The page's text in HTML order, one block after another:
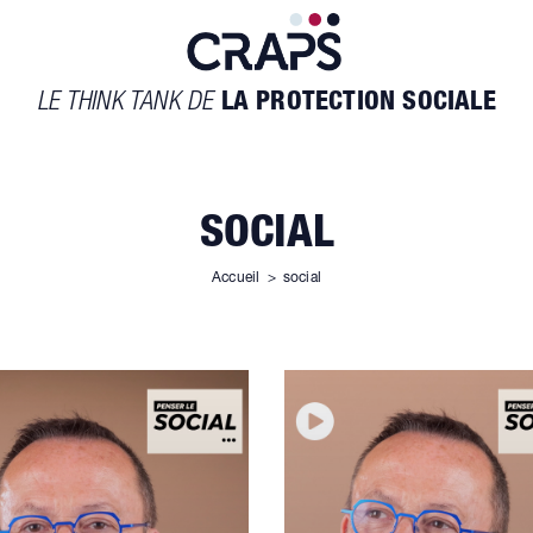
LE THINK TANK DELA PROTECTION SOCIALE
SOCIAL
Accueil > social